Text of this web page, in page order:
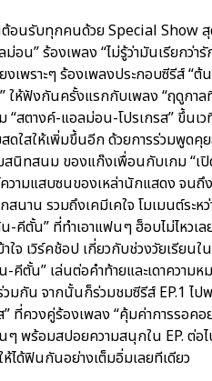
อนรับทุกคนด้วย Special Show สุ
ม่อน” ร้องเพลง “ไม่รู้ว่ามันเรียกว่
ยงเพราะๆ ร้องเพลงประกอบซีรีส์
ให้ฟังกันครั้งแรกกับเพลง “ฤดูกา
“สตางค์-แอลม่อน-โปรเกรส” ขึ้น
สดใสให้เพิ่มขึ้นอีก ด้วยการร่วมพูด
สนิทสนม ของแก๊งเพื่อนกับเกม “เ
วามแสบซนของเหล่านักแสดง จนถึ
สนาน รวมถึงเคมีเคใจ โมเมนต์ระ
-คีตั้น” ที่ทำเอาแฟนๆ ฮ็อบไม่ไหว
าใจ เวิร์คช้อป เกี่ยวกับช่วงวัยเรีย
คีตั้น” เล่นต่อคำท้ายและเดาความ
มกัน จากนั้นก็ร่วมชมซีรีส์ EP.1 ไ
ที่ควงคู่ร้องเพลง “คุ้มค่าการรอค
พร้อมสปอยความสนุกใน EP. ต่อไ
ได้ฟินกันอย่างเต็มอิ่มเลยทีเดียว